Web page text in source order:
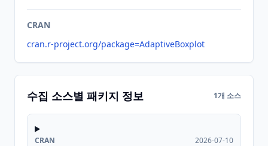
CRAN
cran.r-project.org/package=AdaptiveBoxplot
수집 소스별 패키지 정보 1개 소스
CRAN 2026-07-10